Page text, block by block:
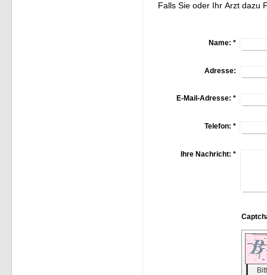
Falls Sie oder Ihr Arzt dazu
Name: *
Adresse:
E-Mail-Adresse: *
Telefon: *
Ihre Nachricht: *